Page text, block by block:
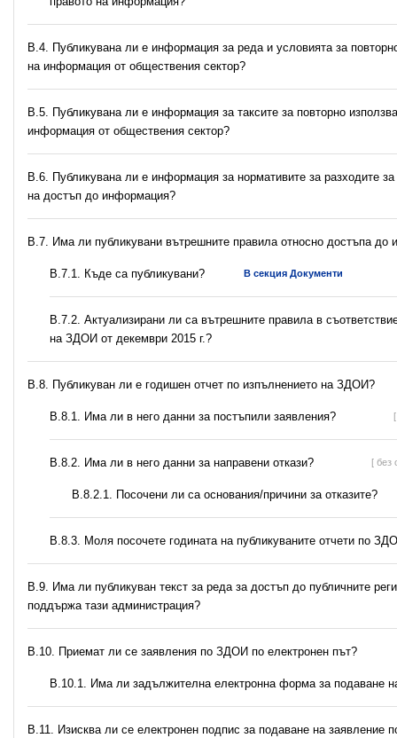
В.4. Публикувана ли е информация за реда и условията за
на информация от обществения сектор?
В.5. Публикувана ли е информация за таксите за повторно
информация от обществения сектор?
В.6. Публикувана ли е информация за нормативите за разходите за
на достъп до информация?
В.7. Има ли публикувани вътрешните правила относно достъпа до
В.7.1. Къде са публикувани? В секция Документи
В.7.2. Актуализирани ли са вътрешните правила в
на ЗДОИ от декември 2015 г.?
В.8. Публикуван ли е годишен отчет по изпълнението на ЗДОИ?
В.8.1. Има ли в него данни за постъпили заявления?
В.8.2. Има ли в него данни за направени откази? [ без
В.8.2.1. Посочени ли са основания/причини за отказите?
В.8.3. Моля посочете годината на публикуваните отчети по
В.9. Има ли публикуван текст за реда за достъп до публичните
поддържа тази администрация?
В.10. Приемат ли се заявления по ЗДОИ по електронен път?
В.10.1. Има ли задължителна електронна форма за подаване
В.11. Изисква ли се електронен подпис за подаване на заявление